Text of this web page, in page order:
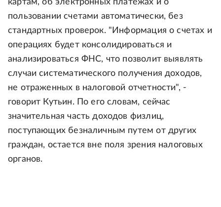
картам, об электронных платежах и о
пользовании счетами автоматически, без
стандартных проверок. "Информация о счетах и
операциях будет консолидироваться и
анализироваться ФНС, что позволит выявлять
случаи систематического получения доходов,
не отраженных в налоговой отчетности", -
говорит Кутьин. По его словам, сейчас
значительная часть доходов физлиц,
поступающих безналичным путем от других
граждан, остается вне поля зрения налоговых
органов.